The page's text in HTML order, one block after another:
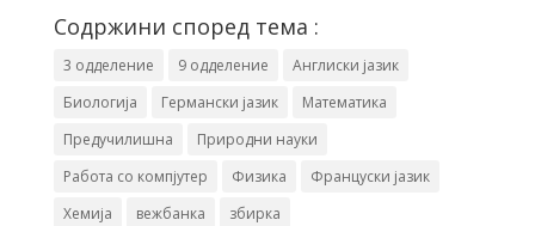
Содржини според тема :
3 одделение 9 одделение
Англиски јазик
Биологија
Германски јазик
Математика
Предучилишна
Природни науки
Работа со компјутер
Физика
Француски јазик
Хемија
вежбанка збирка